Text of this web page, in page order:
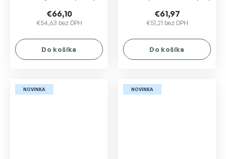
€54,63 bez DPH
€66,10
Do košíka
€51,21 bez DPH
€61,97
Do košíka
NOVINKA NOVINKA